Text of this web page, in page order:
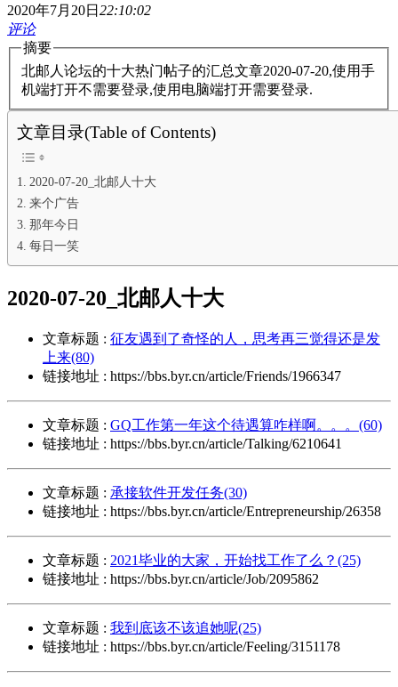
2020年7月20日 22:10:02
评论
摘要
北邮人论坛的十大热门帖子的汇总文章2020-07-20,使用手
机端打开不需要登录,使用电脑端打开需要登录.
文章目录(Table of Contents)
2020-07-20_北邮人十大
来个广告
那年今日
每日一笑
2020-07-20_北邮人十大
文章标题 : 征友遇到了奇怪的人，思考再三觉得还是发
上来(80)
链接地址 : https://bbs.byr.cn/article/Friends/1966347
文章标题 : GQ工作第一年这个待遇算咋样啊。。。(60)
链接地址 : https://bbs.byr.cn/article/Talking/6210641
文章标题 : 承接软件开发任务(30)
链接地址 : https://bbs.byr.cn/article/Entrepreneurship/26358
文章标题 : 2021毕业的大家，开始找工作了么？(25)
链接地址 : https://bbs.byr.cn/article/Job/2095862
文章标题 : 我到底该不该追她呢(25)
链接地址 : https://bbs.byr.cn/article/Feeling/3151178